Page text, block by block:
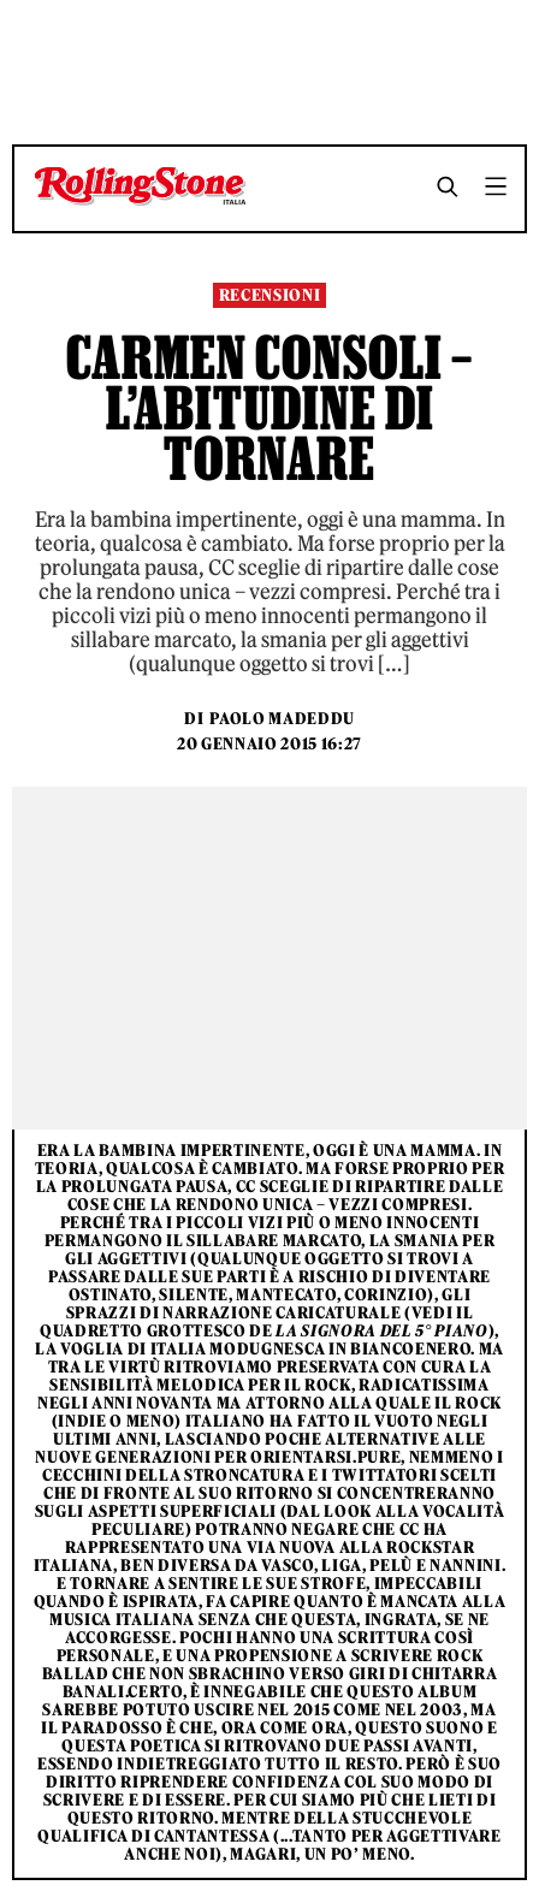
TEMPO DI LETTURA 5 MINUTI
TEMPO DI LETTURA 5 MINUTI
RECENSIONI
CARMEN CONSOLI –
L’ABITUDINE DI
TORNARE
Era la bambina impertinente, oggi è una mamma. In
teoria, qualcosa è cambiato. Ma forse proprio per la
prolungata pausa, CC sceglie di ripartire dalle cose
che la rendono unica – vezzi compresi. Perché tra i
piccoli vizi più o meno innocenti permangono il
sillabare marcato, la smania per gli aggettivi
(qualunque oggetto si trovi […]
DI PAOLO MADEDDU
20 GENNAIO 2015 16:27
ERA LA BAMBINA IMPERTINENTE, OGGI È UNA MAMMA. IN
TEORIA, QUALCOSA È CAMBIATO. MA FORSE PROPRIO PER
LA PROLUNGATA PAUSA, CC SCEGLIE DI RIPARTIRE DALLE
COSE CHE LA RENDONO UNICA – VEZZI COMPRESI.
PERCHÉ TRA I PICCOLI VIZI PIÙ O MENO INNOCENTI
PERMANGONO IL SILLABARE MARCATO, LA SMANIA PER
GLI AGGETTIVI (QUALUNQUE OGGETTO SI TROVI A
PASSARE DALLE SUE PARTI È A RISCHIO DI DIVENTARE
OSTINATO, SILENTE, MANTECATO, CORINZIO), GLI
SPRAZZI DI NARRAZIONE CARICATURALE (VEDI IL
QUADRETTO GROTTESCO DELA SIGNORA DEL 5° PIANO),
LA VOGLIA DI ITALIA MODUGNESCA IN BIANCOENERO. MA
TRA LE VIRTÙ RITROVIAMO PRESERVATA CON CURA LA
SENSIBILITÀ MELODICA PER IL ROCK, RADICATISSIMA
NEGLI ANNI NOVANTA MA ATTORNO ALLA QUALE IL ROCK
(INDIE O MENO) ITALIANO HA FATTO IL VUOTO NEGLI
ULTIMI ANNI, LASCIANDO POCHE ALTERNATIVE ALLE
NUOVE GENERAZIONI PER ORIENTARSI.PURE, NEMMENO I
CECCHINI DELLA STRONCATURA E I TWITTATORI SCELTI
CHE DI FRONTE AL SUO RITORNO SI CONCENTRERANNO
SUGLI ASPETTI SUPERFICIALI (DAL LOOK ALLA VOCALITÀ
PECULIARE) POTRANNO NEGARE CHE CC HA
RAPPRESENTATO UNA VIA NUOVA ALLA ROCKSTAR
ITALIANA, BEN DIVERSA DA VASCO, LIGA, PELÙ E NANNINI.
E TORNARE A SENTIRE LE SUE STROFE, IMPECCABILI
QUANDO È ISPIRATA, FA CAPIRE QUANTO È MANCATA ALLA
MUSICA ITALIANA SENZA CHE QUESTA, INGRATA, SE NE
ACCORGESSE. POCHI HANNO UNA SCRITTURA COSÌ
PERSONALE, E UNA PROPENSIONE A SCRIVERE ROCK
BALLAD CHE NON SBRACHINO VERSO GIRI DI CHITARRA
BANALI.CERTO, È INNEGABILE CHE QUESTO ALBUM
SAREBBE POTUTO USCIRE NEL 2015 COME NEL 2003, MA
IL PARADOSSO È CHE, ORA COME ORA, QUESTO SUONO E
QUESTA POETICA SI RITROVANO DUE PASSI AVANTI,
ESSENDO INDIETREGGIATO TUTTO IL RESTO. PERÒ È SUO
DIRITTO RIPRENDERE CONFIDENZA COL SUO MODO DI
SCRIVERE E DI ESSERE. PER CUI SIAMO PIÙ CHE LIETI DI
QUESTO RITORNO. MENTRE DELLA STUCCHEVOLE
QUALIFICA DI CANTANTESSA (...TANTO PER AGGETTIVARE
ANCHE NOI), MAGARI, UN PO’ MENO.